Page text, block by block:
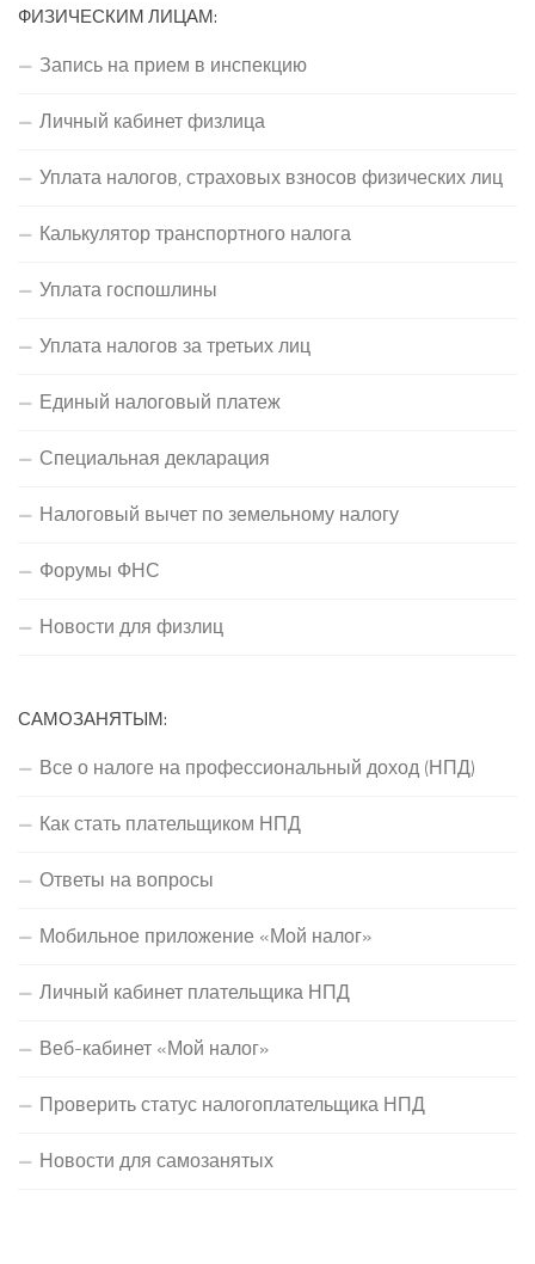
ФИЗИЧЕСКИМ ЛИЦАМ:
Запись на прием в инспекцию
Личный кабинет физлица
Уплата налогов, страховых взносов физических лиц
Калькулятор транспортного налога
Уплата госпошлины
Уплата налогов за третьих лиц
Единый налоговый платеж
Специальная декларация
Налоговый вычет по земельному налогу
Форумы ФНС
Новости для физлиц
САМОЗАНЯТЫМ:
Все о налоге на профессиональный доход (НПД)
Как стать плательщиком НПД
Ответы на вопросы
Мобильное приложение «Мой налог»
Личный кабинет плательщика НПД
Веб-кабинет «Мой налог»
Проверить статус налогоплательщика НПД
Новости для самозанятых